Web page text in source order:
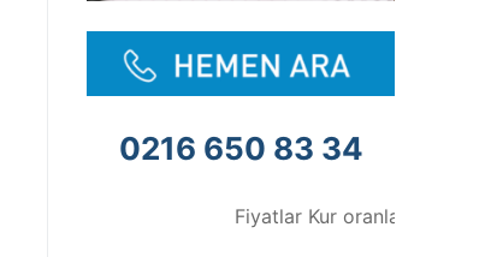
0216 650 83 34
Fiyatlar Kur oranlarına göre